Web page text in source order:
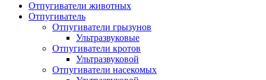
Отпугиватели животных
Отпугиватель
Отпугиватели грызунов
Ультразвуковые
Отпугиватели кротов
Ультразвуковой
Отпугиватели насекомых